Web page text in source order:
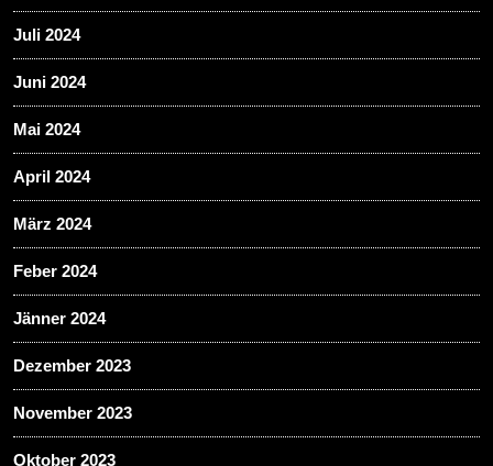
Juli 2024
Juni 2024
Mai 2024
April 2024
März 2024
Feber 2024
Jänner 2024
Dezember 2023
November 2023
Oktober 2023